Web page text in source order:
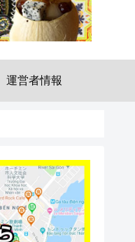
運営者情報